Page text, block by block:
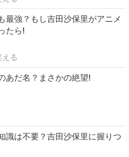
最強？もし吉田沙保里がアニメ
たら!
える
あだ名？まさかの絶望!
識は不要？吉田沙保里に握りつ